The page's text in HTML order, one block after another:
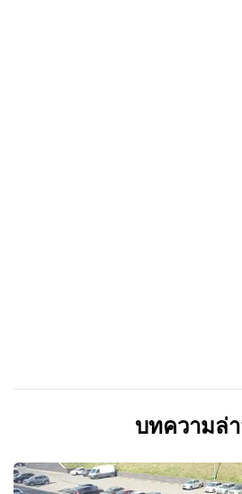
บทความล่